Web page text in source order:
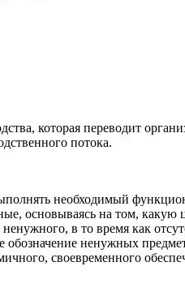
которая переводит
потока.
необходимый
основываясь на том, какую
в то время как
ненужных
своевременного